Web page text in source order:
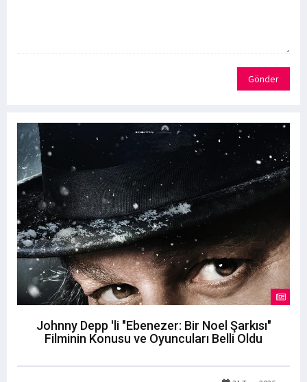
Gönder
Johnny Depp 'li "Ebenezer: Bir Noel Şarkısı"
Filminin Konusu ve Oyuncuları Belli Oldu